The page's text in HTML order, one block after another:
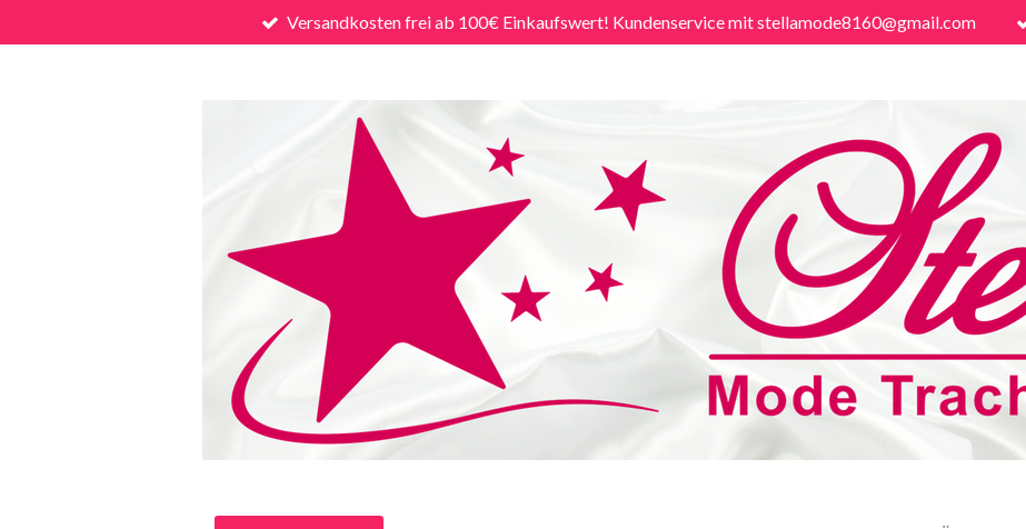
Hauptinhalt
Versandkosten frei ab 100€ Einkaufswert! Kundenservice mit stellamode8160@gmail.com